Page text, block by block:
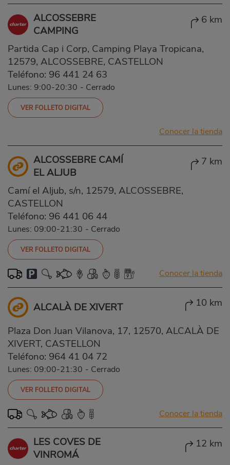
ALCOSSEBRE
CAMPING
6 km
Partida Cap i Corp, Camping Playa Tropicana,
12579, ALCOSSEBRE, CASTELLON
Teléfono: 96 441 24 63
Lunes: 9:00-20:30 - Cerrado
VER FOLLETO DIGITAL
Conocer la tienda
ALCOSSEBRE CAMÍ
EL ALJUB
7 km
Camí el Aljub, s/n, 12579, ALCOSSEBRE,
CASTELLON
Teléfono: 96 441 06 44
Lunes: 09:00-21:30 - Cerrado
VER FOLLETO DIGITAL
Conocer la tienda
ALCALÀ DE XIVERT 10 km
Plaza Don Juan Vilanova, 17, 12570, ALCALÀ DE
XIVERT, CASTELLON
Teléfono: 964 41 04 72
Lunes: 09:00-21:30 - Cerrado
VER FOLLETO DIGITAL
Conocer la tienda
LES COVES DE
VINROMÁ
12 km